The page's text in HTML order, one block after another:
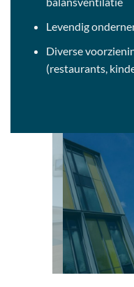
Levendig
Diverse
(restaurants,